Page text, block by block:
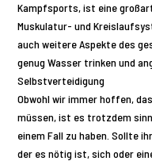
Kampfsports, ist eine
Muskulatur- und
auch weitere Aspekte des
genug Wasser trinken und
Selbstverteidigung
Obwohl wir immer hoffen,
müssen, ist es trotzdem
einem Fall zu haben. Sollte
der es nötig ist, sich oder